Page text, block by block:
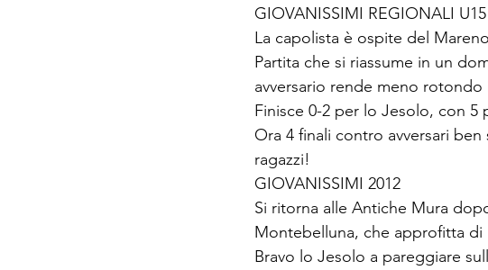
GIOVANISSIMI REGIONALI U15
La capolista è ospite del
Partita che si riassume in un
avversario rende meno rotondo
Finisce 0-2 per lo Jesolo, con 5
Ora 4 finali contro avversari
ragazzi!
GIOVANISSIMI 2012
Si ritorna alle Antiche Mura
Montebelluna, che approfitta di
Bravo lo Jesolo a pareggiare